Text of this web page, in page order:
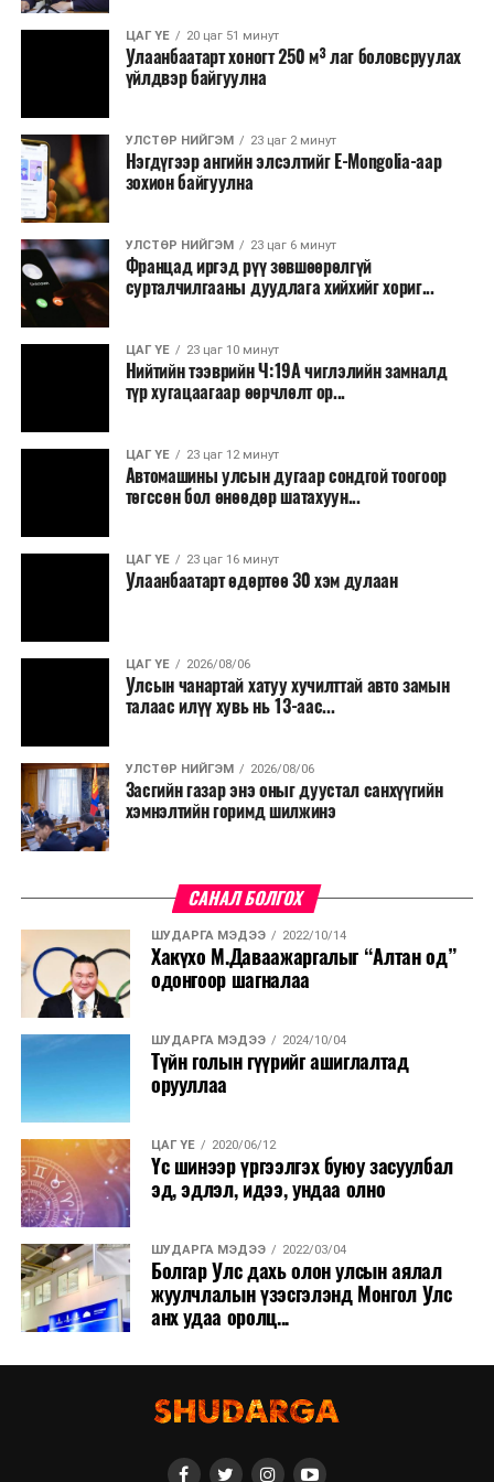
Зайлшгүй шаардлагагүй тоног төхөөрөмж,
тавилга, автомашин худалдан авах;
Батлан хамгаалах, хууль зүйн салбараас бусад
Хуулиар заавал мэдээлэхээс бусад кино,
контент, хэвлэлийн зардал;
Заавал олгохоос бусад тэтгэмж, урамшуулал.
Санхүүгийн хэмнэлтийн горимыг 2026 оны
арванхоёрдугаар сарын 31 хүртэл мөрдөнө. Харин
эрүүл мэндийн салбар уг хэмнэлтийн горимд
хамрагдахгүй бөгөөд цэцэрлэг, сургуулийн хүүхдийн
эрт илрүүлэг, вакцинжуулалт, томуу, томуу төст
өвчний эсрэг арга хэмжээ зэрэг зайлшгүй
үргэлжилнэ гэж Ерөнхий сайд Н.Учрал онцоллоо.
Мөн бүх шатны төсвийн ерөнхийлөн захирагч нарт
салбар бүрдээ урсгал зардлыг 20 хувиар бууруулах,
нөхөн томилгоо хийхгүй байх, аялал, амралт, зугаалга,
хамт олны урлаг, спортын арга хэмжээг зохион
байгуулахгүй байх, төрийн албанд шинэ орон тоо бий
сургалтыг цахим хэлбэрт шилжүүлэх, төрийн албан
хаагчдыг зарим өдрүүдэд цахимаар ажиллуулах арга
хэмжээг үргэлжлүүлэхийг үүрэг болголоо.
Төсвийн сахилга бат сайжирч, эдийн засгийн нөхцөл
байдал хэвийн болсон тохиолдолд эдгээр
хязгаарлалтыг үе шаттайгаар сулруулах юм.
ЦАГ ҮЕ 20 цаг 51 минут
Улаанбаатарт хоногт 250 м³ лаг боловсруулах
үйлдвэр байгуулна
УЛСТӨР НИЙГЭМ 23 цаг 2 минут
Нэгдүгээр ангийн элсэлтийг E-Mongolia-аар
зохион байгуулна
УЛСТӨР НИЙГЭМ 23 цаг 6 минут
Францад иргэд рүү зөвшөөрөлгүй
сурталчилгааны дуудлага хийхийг хориг...
ЦАГ ҮЕ 23 цаг 10 минут
Нийтийн тээврийн Ч:19А чиглэлийн замналд
түр хугацаагаар өөрчлөлт ор...
ЦАГ ҮЕ 23 цаг 12 минут
Автомашины улсын дугаар сондгой тоогоор
төгссөн бол өнөөдөр шатахуун...
ЦАГ ҮЕ 23 цаг 16 минут
Улаанбаатарт өдөртөө 30 хэм дулаан
ЦАГ ҮЕ 2026/08/06
Улсын чанартай хатуу хучилттай авто замын
талаас илүү хувь нь 13-аас...
УЛСТӨР НИЙГЭМ 2026/08/06
Засгийн газар энэ оныг дуустал санхүүгийн
хэмнэлтийн горимд шилжинэ
САНАЛ БОЛГОХ
ШУДАРГА МЭДЭЭ 2022/10/14
Хакүхо М.Даваажаргалыг “Алтан од”
одонгоор шагналаа
ШУДАРГА МЭДЭЭ 2024/10/04
Түйн голын гүүрийг ашиглалтад
орууллаа
ЦАГ ҮЕ 2020/06/12
Үс шинээр үргээлгэх буюу засуулбал
эд, эдлэл, идээ, ундаа олно
ШУДАРГА МЭДЭЭ 2022/03/04
Болгар Улс дахь олон улсын аялал
жуулчлалын үзэсгэлэнд Монгол Улс
анх удаа оролц...